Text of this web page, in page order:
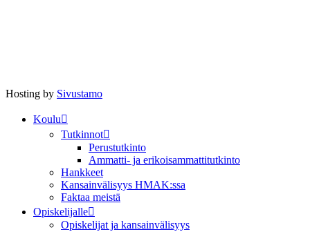
Hosting by Sivustamo
Koulu
Tutkinnot
Perustutkinto
Ammatti- ja erikoisammattitutkinto
Hankkeet
Kansainvälisyys HMAK:ssa
Faktaa meistä
Opiskelijalle
Opiskelijat ja kansainvälisyys